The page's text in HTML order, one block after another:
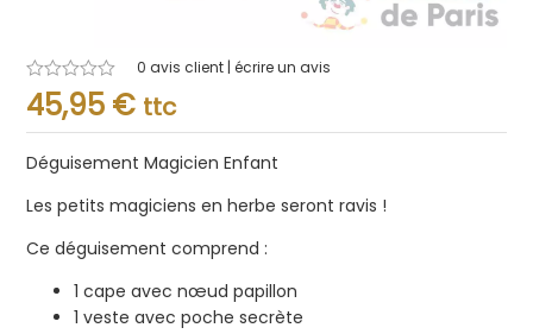
Note
0.001
0 avis client | écrire un avis
45,95 € ttc
Déguisement Magicien Enfant
Les petits magiciens en herbe seront ravis !
Ce déguisement comprend :
1 cape avec nœud papillon
1 veste avec poche secrète